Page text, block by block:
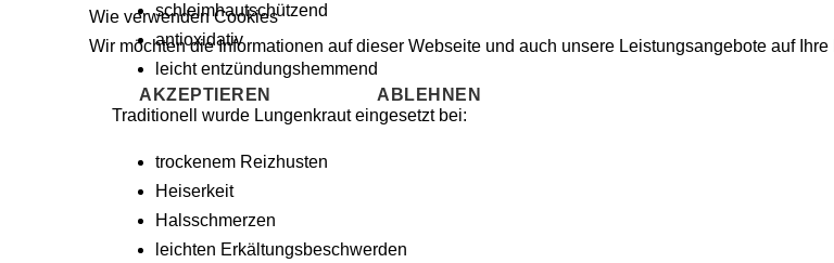
schleimhautschützend
antioxidativ
leicht entzündungshemmend
Traditionell wurde Lungenkraut eingesetzt bei:
trockenem Reizhusten
Heiserkeit
Halsschmerzen
leichten Erkältungsbeschwerden
Wie verwenden Cookies
Wir möchten die Informationen auf dieser Webseite und auch unsere Leistungsangebote auf
AKZEPTIEREN ABLEHNEN